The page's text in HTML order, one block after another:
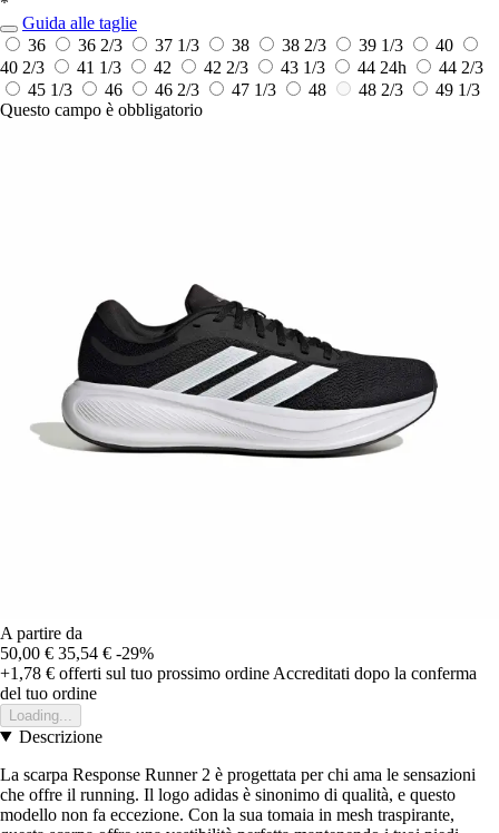
Guida alle taglie
36
36 2/3 37 1/3 38 38 2/3 39 1/3
40
40 2/3
41 1/3 42 42 2/3 43 1/3 44 24h
44 2/3
45 1/3
46 46 2/3 47 1/3 48 48 2/3
49 1/3
Questo campo è obbligatorio
A partire da
50,00 € 35,54 € -29%
+1,78 € offerti sul tuo prossimo ordine Accreditati dopo la conferma
del tuo ordine
Loading...
Descrizione
La scarpa Response Runner 2 è progettata per chi ama le sensazioni
che offre il running. Il logo adidas è sinonimo di qualità, e questo
modello non fa eccezione. Con la sua tomaia in mesh traspirante,